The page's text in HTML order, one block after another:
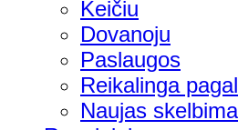
Keičiu
Dovanoju
Paslaugos
Reikalinga
Naujas